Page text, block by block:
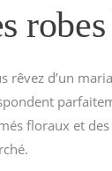
rêvez d’un
floraux et